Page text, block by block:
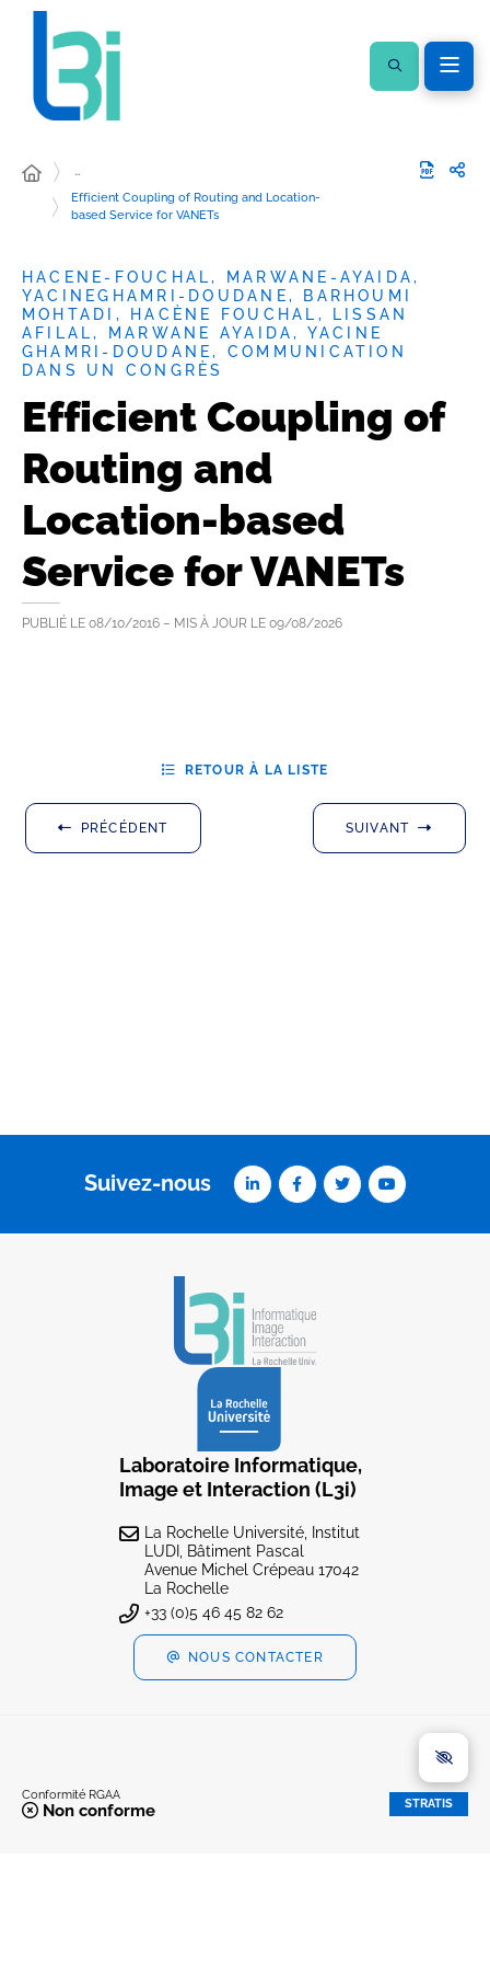
…
Efficient Coupling of Routing and Location-
based Service for VANETs
HACENE-FOUCHAL, MARWANE-AYAIDA,
YACINEGHAMRI-DOUDANE, BARHOUMI
MOHTADI, HACÈNE FOUCHAL, LISSAN
AFILAL, MARWANE AYAIDA, YACINE
GHAMRI-DOUDANE, COMMUNICATION
DANS UN CONGRÈS
Efficient Coupling of
Routing and
Location-based
Service for VANETs
PUBLIÉ LE 08/10/2016 – MIS À JOUR LE 09/08/2026
PRÉCÉDENT
RETOUR À LA LISTE
SUIVANT
Suivez-nous
Laboratoire Informatique,
Image et Interaction (L3i)
La Rochelle Université, Institut
LUDI, Bâtiment Pascal
Avenue Michel Crépeau 17042
La Rochelle
+33 (0)5 46 45 82 62
NOUS CONTACTER
Conformité RGAA
Non conforme STRATIS